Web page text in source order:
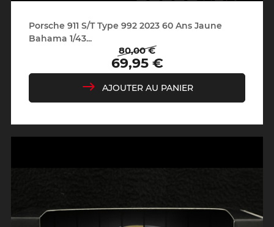
Porsche 911 S/T Type 992 2023 60 Ans Jaune
Bahama 1/43...
Prix
de
base
80,00 €
Prix
69,95 €
AJOUTER AU PANIER